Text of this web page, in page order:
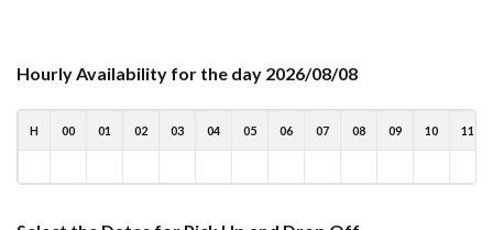
Hourly Availability for the day 2026/08/08
H 00 01 02 03 04 05 06 07 08 09 10 11